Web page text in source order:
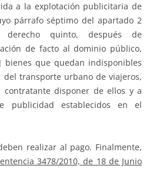
a la explotación publicitaria de
párrafo séptimo del apartado 2
quinto, después de
de facto al dominio público,
que quedan indisponibles
del transporte urbano de viajeros,
contratante disponer de ellos y a
publicidad establecidos en el
realizar al pago. Finalmente,
3478/2010, de 18 de Junio